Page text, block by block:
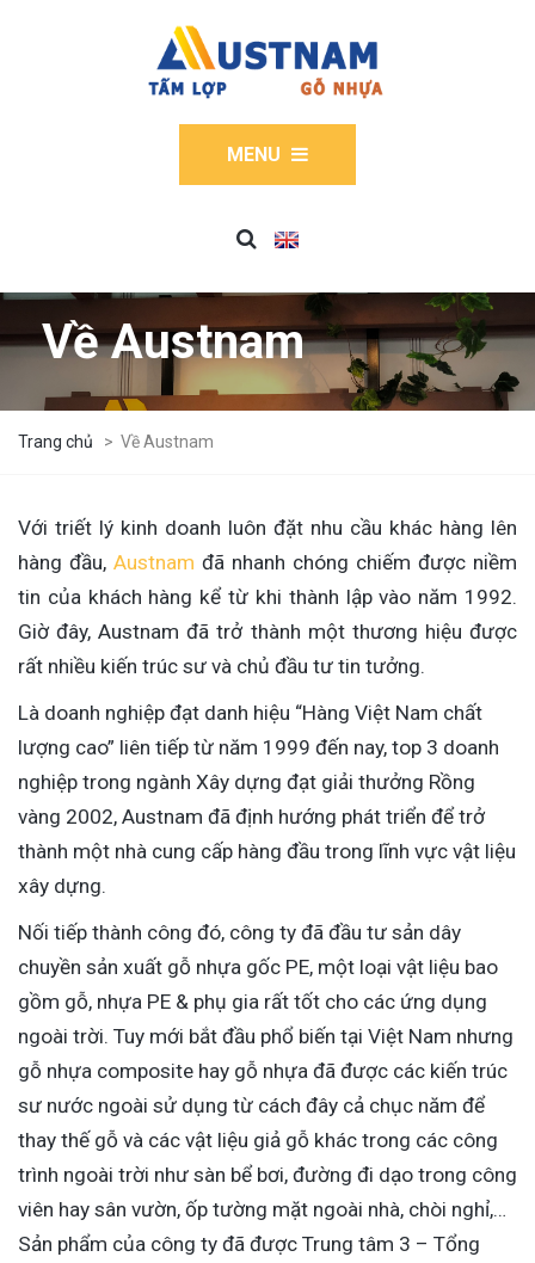
MENU
Về Austnam
Trang chủ > Về Austnam
Với triết lý kinh doanh luôn đặt nhu cầu khác hàng lên
hàng đầu, Austnam đã nhanh chóng chiếm được niềm
tin của khách hàng kể từ khi thành lập vào năm 1992.
Giờ đây, Austnam đã trở thành một thương hiệu được
rất nhiều kiến trúc sư và chủ đầu tư tin tưởng.
Là doanh nghiệp đạt danh hiệu “Hàng Việt Nam chất
lượng cao” liên tiếp từ năm 1999 đến nay, top 3 doanh
nghiệp trong ngành Xây dựng đạt giải thưởng Rồng
vàng 2002, Austnam đã định hướng phát triển để trở
thành một nhà cung cấp hàng đầu trong lĩnh vực vật liệu
xây dựng.
Nối tiếp thành công đó, công ty đã đầu tư sản dây
chuyền sản xuất gỗ nhựa gốc PE, một loại vật liệu bao
gồm gỗ, nhựa PE & phụ gia rất tốt cho các ứng dụng
ngoài trời. Tuy mới bắt đầu phổ biến tại Việt Nam nhưng
gỗ nhựa composite hay gỗ nhựa đã được các kiến trúc
sư nước ngoài sử dụng từ cách đây cả chục năm để
thay thế gỗ và các vật liệu giả gỗ khác trong các công
trình ngoài trời như sàn bể bơi, đường đi dạo trong công
viên hay sân vườn, ốp tường mặt ngoài nhà, chòi nghỉ,…
Sản phẩm của công ty đã được Trung tâm 3 – Tổng